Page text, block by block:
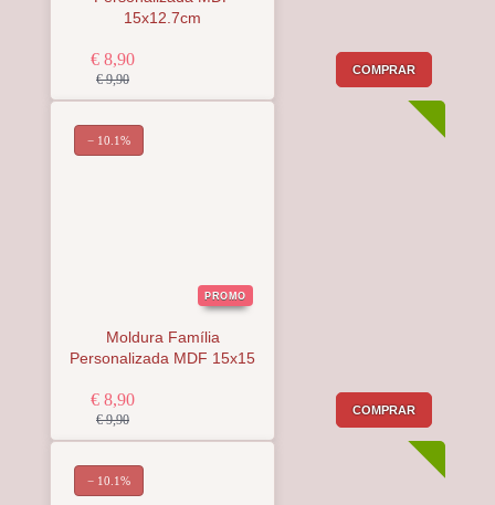
15x12.7cm
€ 8,90
€ 9,90
COMPRAR
PROMO
Moldura Família
Personalizada MDF 15x15
€ 8,90
€ 9,90
COMPRAR
− 10.1%
− 10.1%